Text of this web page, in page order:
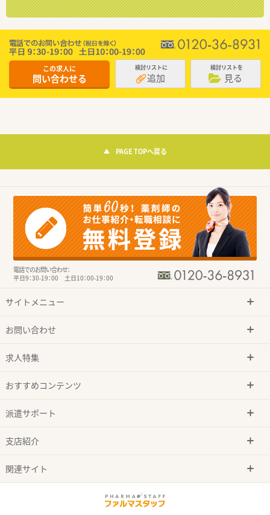
この求人に
問い合わせる
検討リストに
追加
検討リストを
見る
PAGE TOPへ戻る
電話でのお問い合わせ：
平日9：30-19：00 土日10：00-19：00
サイトメニュー
お問い合わせ
求人特集
おすすめコンテンツ
派遣サポート
支店紹介
関連サイト